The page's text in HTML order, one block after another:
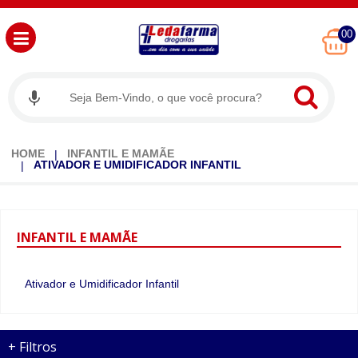
00
HOME
INFANTIL E MAMÃE
ATIVADOR E UMIDIFICADOR INFANTIL
INFANTIL E MAMÃE
Ativador e Umidificador Infantil
+ Filtros